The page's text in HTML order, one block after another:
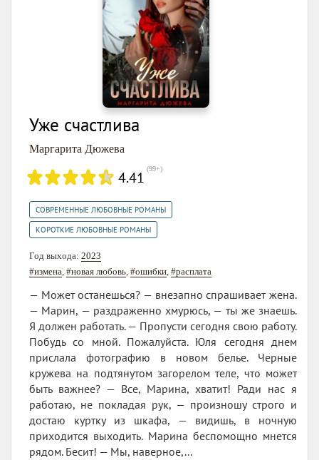
Уже счастлива
Маргарита Дюжева
4.41 (99+)
СОВРЕМЕННЫЕ ЛЮБОВНЫЕ РОМАНЫ
КОРОТКИЕ ЛЮБОВНЫЕ РОМАНЫ
Год выхода: 2023
#измена, #новая любовь, #ошибки, #расплата
— Может останешься? — внезапно спрашивает жена.
— Марин, — раздраженно хмурюсь, — ты же знаешь.
Я должен работать. — Пропусти сегодня свою работу.
Побудь со мной. Пожалуйста. Юля сегодня днем
прислала фотографию в новом белье. Черные
кружева на подтянутом загорелом теле, что может
быть важнее? — Все, Марина, хватит! Ради нас я
работаю, не покладая рук, — произношу строго и
достаю куртку из шкафа, — видишь, в ночную
приходится выходить. Марина беспомощно мнется
рядом. Бесит! — Мы, наверное,...